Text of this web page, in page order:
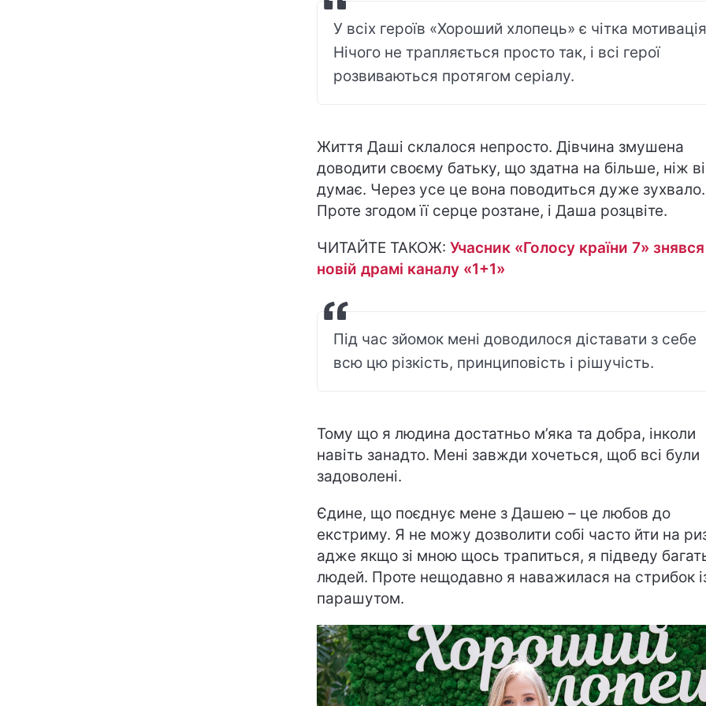
У всіх героїв «Хороший хлопець» є чітка
Нічого не трапляється просто так, і всі герої
розвиваються протягом серіалу.
Життя Даші склалося непросто. Дівчина змушена
доводити своєму батьку, що здатна на більше, ніж
думає. Через усе це вона поводиться дуже зухвало.
Проте згодом її серце розтане, і Даша розцвіте.
ЧИТАЙТЕ ТАКОЖ: Учасник «Голосу країни 7»
новій драмі каналу «1+1»
Під час зйомок мені доводилося діставати з себе
всю цю різкість, принциповість і рішучість.
Тому що я людина достатньо м’яка та добра, інколи
навіть занадто. Мені завжди хочеться, щоб всі були
задоволені.
Єдине, що поєднує мене з Дашею – це любов до
екстриму. Я не можу дозволити собі часто йти на
адже якщо зі мною щось трапиться, я підведу
людей. Проте нещодавно я наважилася на стрибок
парашутом.